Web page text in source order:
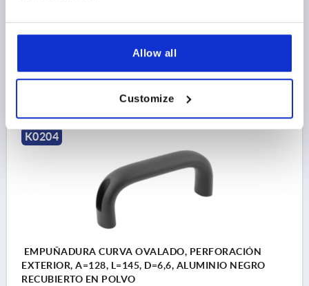
Allow all
Customize
PROFUNDIDAD DE ROSCA=13,6
22,45 $
DETALLES
K0204
EMPUÑADURA CURVA OVALADO, PERFORACIÓN
EXTERIOR, A=128, L=145, D=6,6, ALUMINIO NEGRO
RECUBIERTO EN POLVO